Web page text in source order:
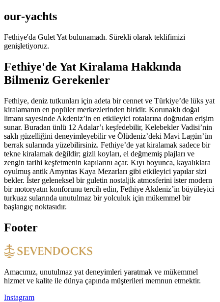
our-yachts
Fethiye'da Gulet Yat bulunamadı. Sürekli olarak teklifimizi
genişletiyoruz.
Fethiye'de Yat Kiralama Hakkında
Bilmeniz Gerekenler
Fethiye, deniz tutkunları için adeta bir cennet ve Türkiye’de lüks yat
kiralamanın en popüler merkezlerinden biridir. Korunaklı doğal
limanı sayesinde Akdeniz’in en etkileyici rotalarına doğrudan erişim
sunar. Buradan ünlü 12 Adalar’ı keşfedebilir, Kelebekler Vadisi’nin
saklı güzelliğini deneyimleyebilir ve Ölüdeniz’deki Mavi Lagün’ün
berrak sularında yüzebilirsiniz. Fethiye’de yat kiralamak sadece bir
tekne kiralamak değildir; gizli koyları, el değmemiş plajları ve
zengin tarihi keşfetmenin kapılarını açar. Kıyı boyunca, kayalıklara
oyulmuş antik Amyntas Kaya Mezarları gibi etkileyici yapılar sizi
bekler. İster geleneksel bir guletin nostaljik atmosferini ister modern
bir motoryatın konforunu tercih edin, Fethiye Akdeniz’in büyüleyici
turkuaz sularında unutulmaz bir yolculuk için mükemmel bir
başlangıç noktasıdır.
Footer
Amacımız, unutulmaz yat deneyimleri yaratmak ve mükemmel
hizmet ve kalite ile dünya çapında müşterileri memnun etmektir.
Instagram